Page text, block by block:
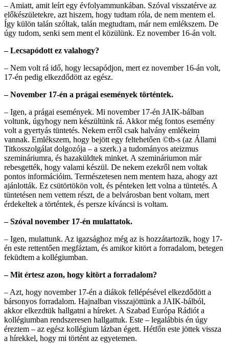
– Amiatt, amit leírt egy évfolyammunkában. Szóval visszatérve az
előkészületekre, azt hiszem, hogy tudtam róla, de nem mentem el.
Így külön talán szóltak, talán megtudtam, már nem emlékszem. De
úgy tudom, senki sem ment el közülünk. Ez november 16-án volt.
– Lecsapódott ez valahogy?
– Nem volt rá idő, hogy lecsapódjon, mert ez november 16-án volt,
17-én pedig elkezdődött az egész.
– November 17-én a prágai események történtek.
– Igen, a prágai események. Mi november 17-én JAIK-bálban
voltunk, úgyhogy nem készültünk rá. Akkor még fontos esemény
volt a gyertyás tüntetés. Nekem erről csak halvány emlékeim
vannak. Emlékszem, hogy bejött egy feltehetően ©tb-s (az Állami
Titkosszolgálat dolgozója – a szerk.) a tudományos ateizmus
szemináriumra, és hazaküldtek minket. A szemináriumon már
rebesgették, hogy valami készül. De nekem ezekről nem voltak
pontos információim. Természetesen nem mentem haza, ahogy azt
ajánlották. Ez csütörtökön volt, és pénteken lett volna a tüntetés. A
tüntetésen nem vettem részt, de a belvárosban bent voltam, mert
érdekeltek a történtek, és persze kíváncsi is voltam.
– Szóval november 17-én mulattatok.
– Igen, mulattunk. Az igazsághoz még az is hozzátartozik, hogy 17-
én este rettentően megfáztam, és amikor kitört a forradalom, betegen
feküdtem a kollégiumban.
– Mit értesz azon, hogy kitört a forradalom?
– Azt, hogy november 17-én a diákok fellépésével elkezdődött a
bársonyos forradalom. Hajnalban visszajöttünk a JAIK-bálból,
akkor elkezdtük hallgatni a híreket. A Szabad Európa Rádiót a
kollégiumban rendszeresen hallgattuk. Este – legalábbis én úgy
éreztem – az egész kollégium lázban égett. Hétfőn este jöttek vissza
a hírekkel, hogy mi történt az egyetemen.